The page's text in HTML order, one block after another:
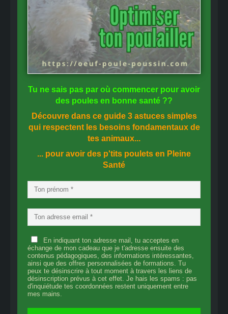
Tu ne sais pas par où commencer pour avoir
des poules en bonne santé ??
Découvre dans ce guide 3 astuces simples
qui respectent les besoins fondamentaux de
tes animaux...
... pour avoir des p'tits poulets en Pleine
Santé
En indiquant ton adresse mail, tu acceptes en
échange de mon cadeau que je t'adresse ensuite des
contenus pédagogiques, des informations intéressantes,
ainsi que des offres personnalisées de formations. Tu
peux te désinscrire à tout moment à travers les liens de
désinscription prévus à cet effet. Je hais les spams : pas
d'inquiétude tes coordonnées restent uniquement entre
mes mains.